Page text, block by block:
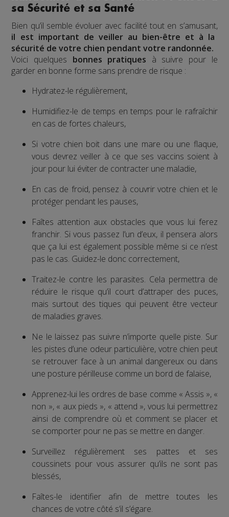
sa Sécurité et sa Santé
Bien qu’il semble évoluer avec facilité tout en s’amusant,
il est important de veiller au bien-être et à la
sécurité de votre chien pendant votre randonnée.
Voici quelques bonnes pratiques à suivre pour le
garder en bonne forme sans prendre de risque :
Hydratez-le régulièrement,
Humidifiez-le de temps en temps pour le rafraîchir
en cas de fortes chaleurs,
Si votre chien boit dans une mare ou une flaque,
vous devrez veiller à ce que ses vaccins soient à
jour pour lui éviter de contracter une maladie,
En cas de froid, pensez à couvrir votre chien et le
protéger pendant les pauses,
Faîtes attention aux obstacles que vous lui ferez
franchir. Si vous passez l’un d’eux, il pensera alors
que ça lui est également possible même si ce n’est
pas le cas. Guidez-le donc correctement,
Traitez-le contre les parasites. Cela permettra de
réduire le risque qu’il court d’attraper des puces,
mais surtout des tiques qui peuvent être vecteur
de maladies graves.
Ne le laissez pas suivre n’importe quelle piste. Sur
les pistes d’une odeur particulière, votre chien peut
se retrouver face à un animal dangereux ou dans
une posture périlleuse comme un bord de falaise,
Apprenez-lui les ordres de base comme « Assis », «
non », « aux pieds », « attend », vous lui permettrez
ainsi de comprendre où et comment se placer et
se comporter pour ne pas se mettre en danger.
Surveillez régulièrement ses pattes et ses
coussinets pour vous assurer qu’ils ne sont pas
blessés,
Faîtes-le identifier afin de mettre toutes les
chances de votre côté s’il s’égare.